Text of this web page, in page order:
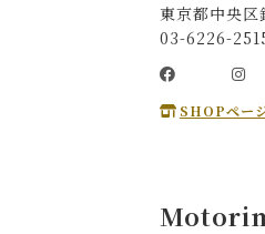
東京都中央
03-6226-
SHOPペー